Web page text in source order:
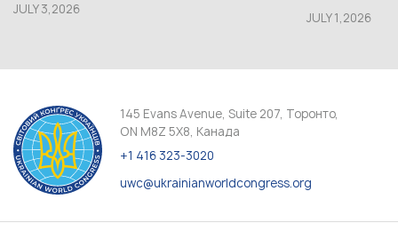
JULY 3,2026
JULY 1,2026
145 Evans Avenue, Suite 207, Торонто,
ON M8Z 5X8, Канада
+1 416 323-3020
uwc@ukrainianworldcongress.org